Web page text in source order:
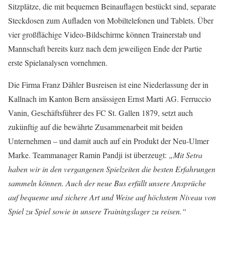
Sitzplätze, die mit bequemen Beinauflagen bestückt sind, separate
Steckdosen zum Aufladen von Mobiltelefonen und Tablets. Über
vier großflächige Video-Bildschirme können Trainerstab und
Mannschaft bereits kurz nach dem jeweiligen Ende der Partie
erste Spielanalysen vornehmen.
Die Firma Franz Dähler Busreisen ist eine Niederlassung der in
Kallnach im Kanton Bern ansässigen Ernst Marti AG. Ferruccio
Vanin, Geschäftsführer des FC St. Gallen 1879, setzt auch
zukünftig auf die bewährte Zusammenarbeit mit beiden
Unternehmen – und damit auch auf ein Produkt der Neu-Ulmer
Marke. Teammanager Ramin Pandji ist überzeugt: „Mit Setra
haben wir in den vergangenen Spielzeiten die besten Erfahrungen
sammeln können. Auch der neue Bus erfüllt unsere Ansprüche
auf bequeme und sichere Art und Weise auf höchstem Niveau von
Spiel zu Spiel sowie in unsere Trainingslager zu reisen.“